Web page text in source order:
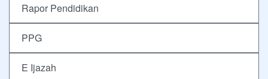
Rapor Pendidikan
PPG
E Ijazah